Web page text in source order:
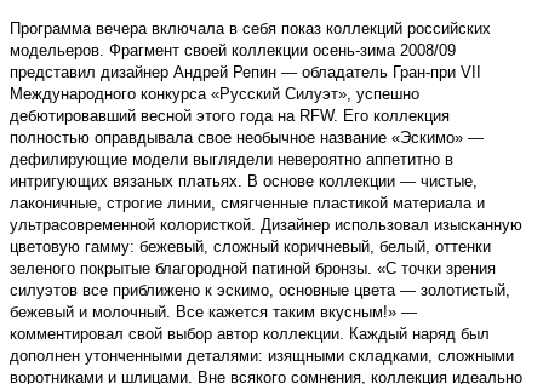
Программа вечера включала в себя показ коллекций российских
модельеров. Фрагмент своей коллекции осень-зима 2008/09
представил дизайнер Андрей Репин — обладатель Гран-при VII
Международного конкурса «Русский Силуэт», успешно
дебютировавший весной этого года на RFW. Его коллекция
полностью оправдывала свое необычное название «Эскимо» —
дефилирующие модели выглядели невероятно аппетитно в
интригующих вязаных платьях. В основе коллекции — чистые,
лаконичные, строгие линии, смягченные пластикой материала и
ультрасовременной колористкой. Дизайнер использовал изысканную
цветовую гамму: бежевый, сложный коричневый, белый, оттенки
зеленого покрытые благородной патиной бронзы. «С точки зрения
силуэтов все приближено к эскимо, основные цвета — золотистый,
бежевый и молочный. Все кажется таким вкусным!» —
комментировал свой выбор автор коллекции. Каждый наряд был
дополнен утонченными деталями: изящными складками, сложными
воротниками и шлицами. Вне всякого сомнения, коллекция идеально